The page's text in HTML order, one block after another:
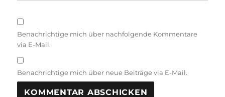
Benachrichtige mich über nachfolgende Kommentare
via E-Mail.
Benachrichtige mich über neue Beiträge via E-Mail.